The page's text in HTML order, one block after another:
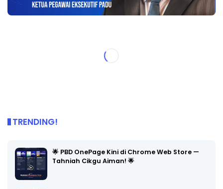
TRENDING!
🌟 PBD OnePage Kini di Chrome Web Store —
Tahniah Cikgu Aiman! 🌟